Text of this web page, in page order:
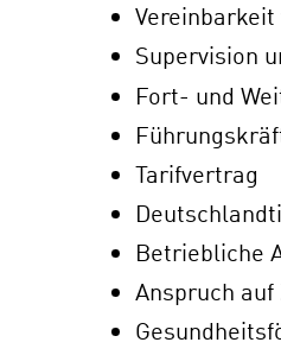
Supervision
Fort- und
Tarifvertrag
Betriebliche
Anspruch